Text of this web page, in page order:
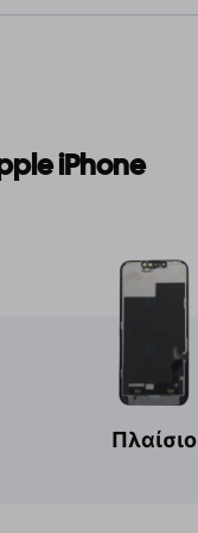
iPhone
Πλαίσιο